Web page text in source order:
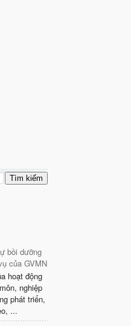
bồi dưỡng
của GVMN
hoạt động
nghiệp
phát triển,
...